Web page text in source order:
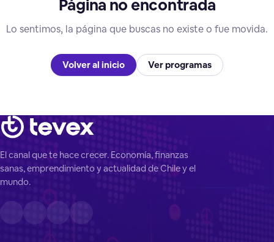
Página no encontrada
Lo sentimos, la página que buscas no existe o fue movida.
Volver al inicio Ver programas
El canal que te hace crecer. Economía, finanzas
sanas, emprendimiento y actualidad de Chile y el
mundo.